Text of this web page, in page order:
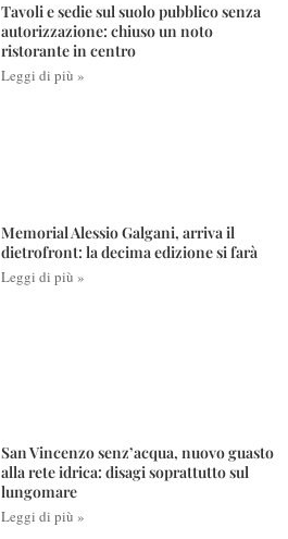
Tavoli e sedie sul suolo pubblico senza
autorizzazione: chiuso un noto
ristorante in centro
Leggi di più »
Memorial Alessio Galgani, arriva il
dietrofront: la decima edizione si farà
Leggi di più »
San Vincenzo senz’acqua, nuovo guasto
alla rete idrica: disagi soprattutto sul
lungomare
Leggi di più »